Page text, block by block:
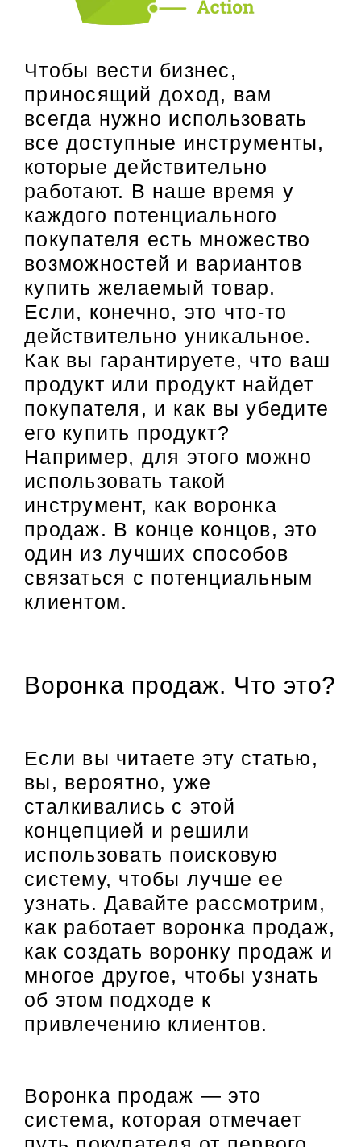
Чтобы вести бизнес,
приносящий доход, вам
всегда нужно использовать
все доступные инструменты,
которые действительно
работают. В наше время у
каждого потенциального
покупателя есть множество
возможностей и вариантов
купить желаемый товар.
Если, конечно, это что-то
действительно уникальное.
Как вы гарантируете, что ваш
продукт или продукт найдет
покупателя, и как вы убедите
его купить продукт?
Например, для этого можно
использовать такой
инструмент, как воронка
продаж. В конце концов, это
один из лучших способов
связаться с потенциальным
клиентом.
Воронка продаж. Что это?
Если вы читаете эту статью,
вы, вероятно, уже
сталкивались с этой
концепцией и решили
использовать поисковую
систему, чтобы лучше ее
узнать. Давайте рассмотрим,
как работает воронка продаж,
как создать воронку продаж и
многое другое, чтобы узнать
об этом подходе к
привлечению клиентов.
Воронка продаж — это
система, которая отмечает